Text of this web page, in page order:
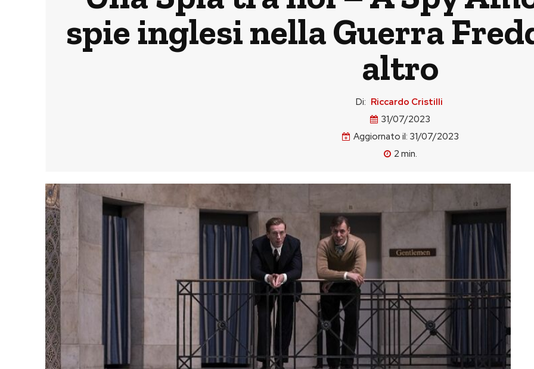
spie inglesi nella Guerra
altro
Di: Riccardo Cristilli
31/07/2023
Aggiornato il: 31/07/2023
2 min.